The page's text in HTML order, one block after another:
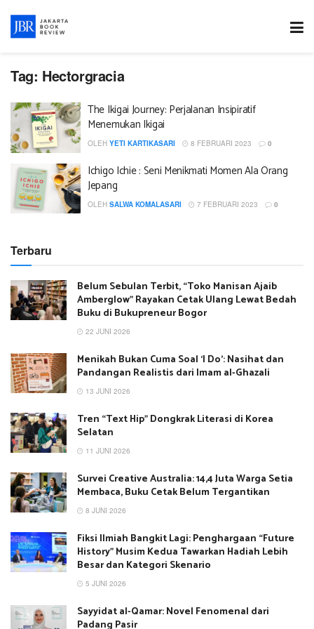
Tag: Hectorgracia
The Ikigai Journey: Perjalanan Insipiratif
Menemukan Ikigai
OLEH YETI KARTIKASARI 8 FEBRUARI 2023 0
Ichigo Ichie : Seni Menikmati Momen Ala Orang
Jepang
OLEH SALWA KOMALASARI 7 FEBRUARI 2023 0
Terbaru
Belum Sebulan Terbit, “Toko Manisan Ajaib
Amberglow” Rayakan Cetak Ulang Lewat Bedah
Buku di Bukupreneur Bogor
22 JUNI 2026
Menikah Bukan Cuma Soal ‘I Do’: Nasihat dan
Pandangan Realistis dari Imam al-Ghazali
13 JUNI 2026
Tren “Text Hip” Dongkrak Literasi di Korea
Selatan
11 JUNI 2026
Survei Creative Australia: 14,4 Juta Warga Setia
Membaca, Buku Cetak Belum Tergantikan
8 JUNI 2026
Fiksi Ilmiah Bangkit Lagi: Penghargaan “Future
History” Musim Kedua Tawarkan Hadiah Lebih
Besar dan Kategori Skenario
5 JUNI 2026
Sayyidat al-Qamar: Novel Fenomenal dari
Padang Pasir